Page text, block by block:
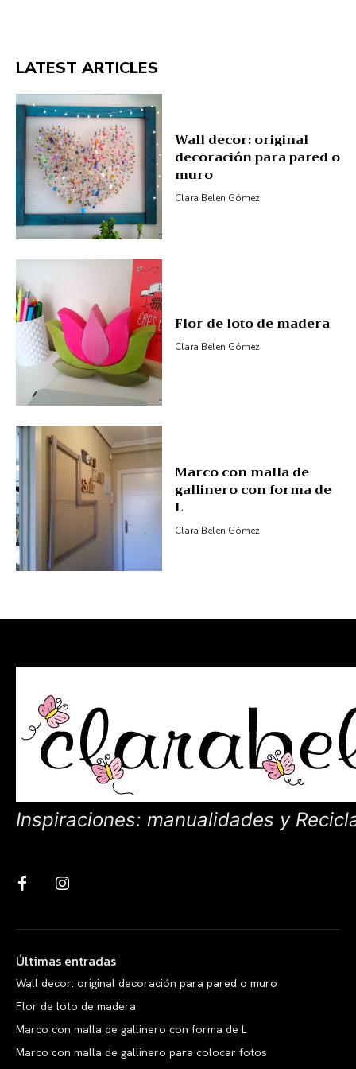
LATEST ARTICLES
Wall decor: original
decoración para pared o
muro
Clara Belen Gómez
Flor de loto de madera
Clara Belen Gómez
Marco con malla de
gallinero con forma de
L
Clara Belen Gómez
Inspiraciones: manualidades y
Últimas entradas
Wall decor: original decoración para pared o muro
Flor de loto de madera
Marco con malla de gallinero con forma de L
Marco con malla de gallinero para colocar fotos